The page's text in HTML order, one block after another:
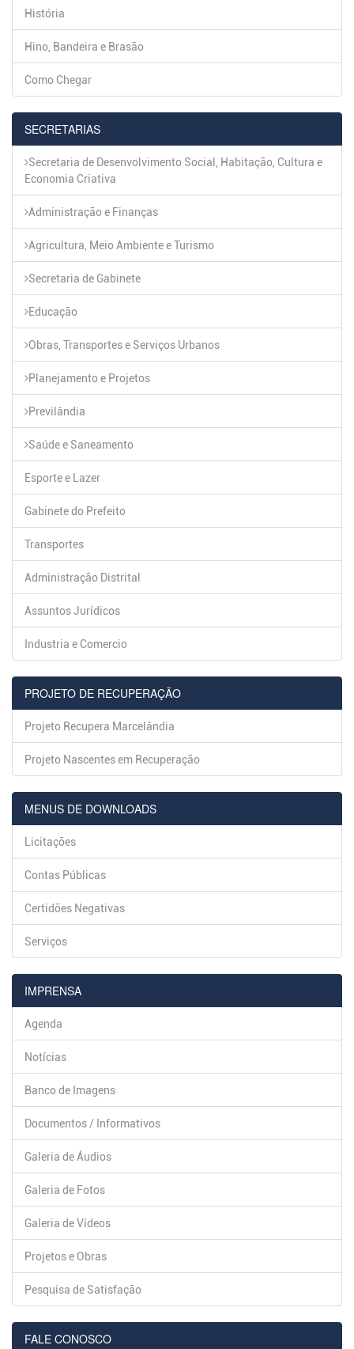
História
Hino, Bandeira e Brasão
Como Chegar
SECRETARIAS
Secretaria de Desenvolvimento Social, Habitação, Cultura e
Economia Criativa
Administração e Finanças
Agricultura, Meio Ambiente e Turismo
Secretaria de Gabinete
Educação
Obras, Transportes e Serviços Urbanos
Planejamento e Projetos
Previlândia
Saúde e Saneamento
Esporte e Lazer
Gabinete do Prefeito
Transportes
Administração Distrital
Assuntos Jurídicos
Industria e Comercio
PROJETO DE RECUPERAÇÃO
Projeto Recupera Marcelândia
Projeto Nascentes em Recuperação
MENUS DE DOWNLOADS
Licitações
Contas Públicas
Certidões Negativas
Serviços
IMPRENSA
Agenda
Notícias
Banco de Imagens
Documentos / Informativos
Galeria de Áudios
Galeria de Fotos
Galeria de Vídeos
Projetos e Obras
Pesquisa de Satisfação
FALE CONOSCO